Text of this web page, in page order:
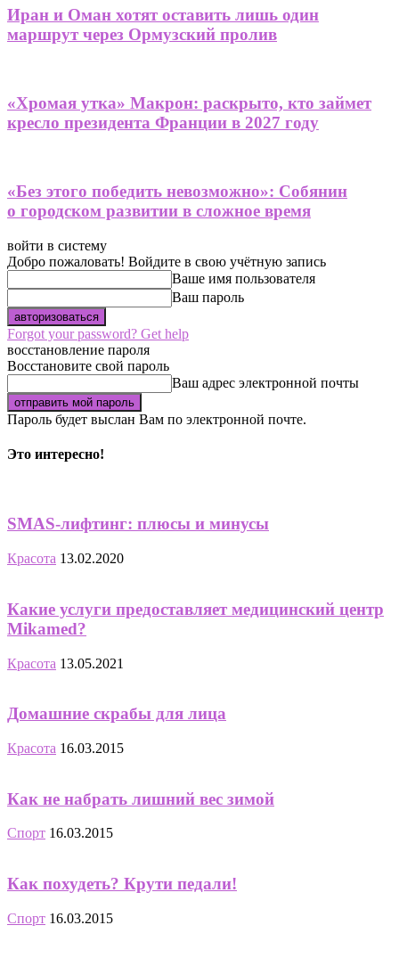
Иран и Оман хотят оставить лишь один
маршрут через Ормузский пролив
«Хромая утка» Макрон: раскрыто, кто займет
кресло президента Франции в 2027 году
«Без этого победить невозможно»: Собянин
о городском развитии в сложное время
войти в систему
Добро пожаловать! Войдите в свою учётную запись
Ваше имя пользователя
Ваш пароль
Forgot your password? Get help
восстановление пароля
Восстановите свой пароль
Ваш адрес электронной почты
Пароль будет выслан Вам по электронной почте.
Это интересно!
SMAS-лифтинг: плюсы и минусы
Красота 13.02.2020
Какие услуги предоставляет медицинский центр
Mikamed?
Красота 13.05.2021
Домашние скрабы для лица
Красота 16.03.2015
Как не набрать лишний вес зимой
Спорт 16.03.2015
Как похудеть? Крути педали!
Спорт 16.03.2015